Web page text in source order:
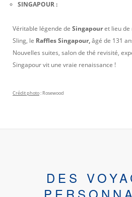
SINGAPOUR :
Véritable légende de Singapouret lieu de
Sling, le Raffles Singapour,âgé de 131
Nouvelles suites, salon de thé revisité,
Singapour vit une vraie renaissance !
Crédit photo: Rosewood
DES